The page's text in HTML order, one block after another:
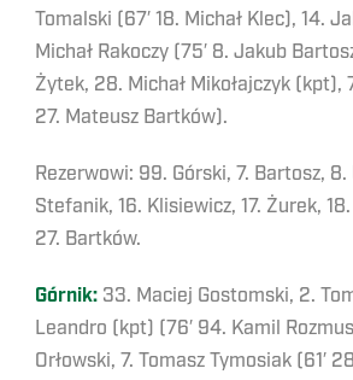
Tomalski (67′ 18. Michał Klec), 14.
Michał Rakoczy (75′ 8. Jakub
Żytek, 28. Michał Mikołajczyk (kpt),
27. Mateusz Bartków).
Rezerwowi: 99. Górski, 7. Bartosz, 8.
Stefanik, 16. Klisiewicz, 17. Żurek,
27. Bartków.
Górnik: 33. Maciej Gostomski, 2.
Leandro (kpt) (76′ 94. Kamil
Orłowski, 7. Tomasz Tymosiak (61′